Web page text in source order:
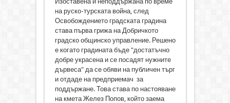
на руско-турската война, след
Освобождението градската градина
става първа грижа на Добричкото
градско общинско управление. Решено
е когато градината бъде "достатъчно
добре украсена и се посадят нужните
дървеса" да се обяви на публичен търг
и отдаде на предприемач за
поддържане. Това става по настояване
на кмета Желез Попов, който заема